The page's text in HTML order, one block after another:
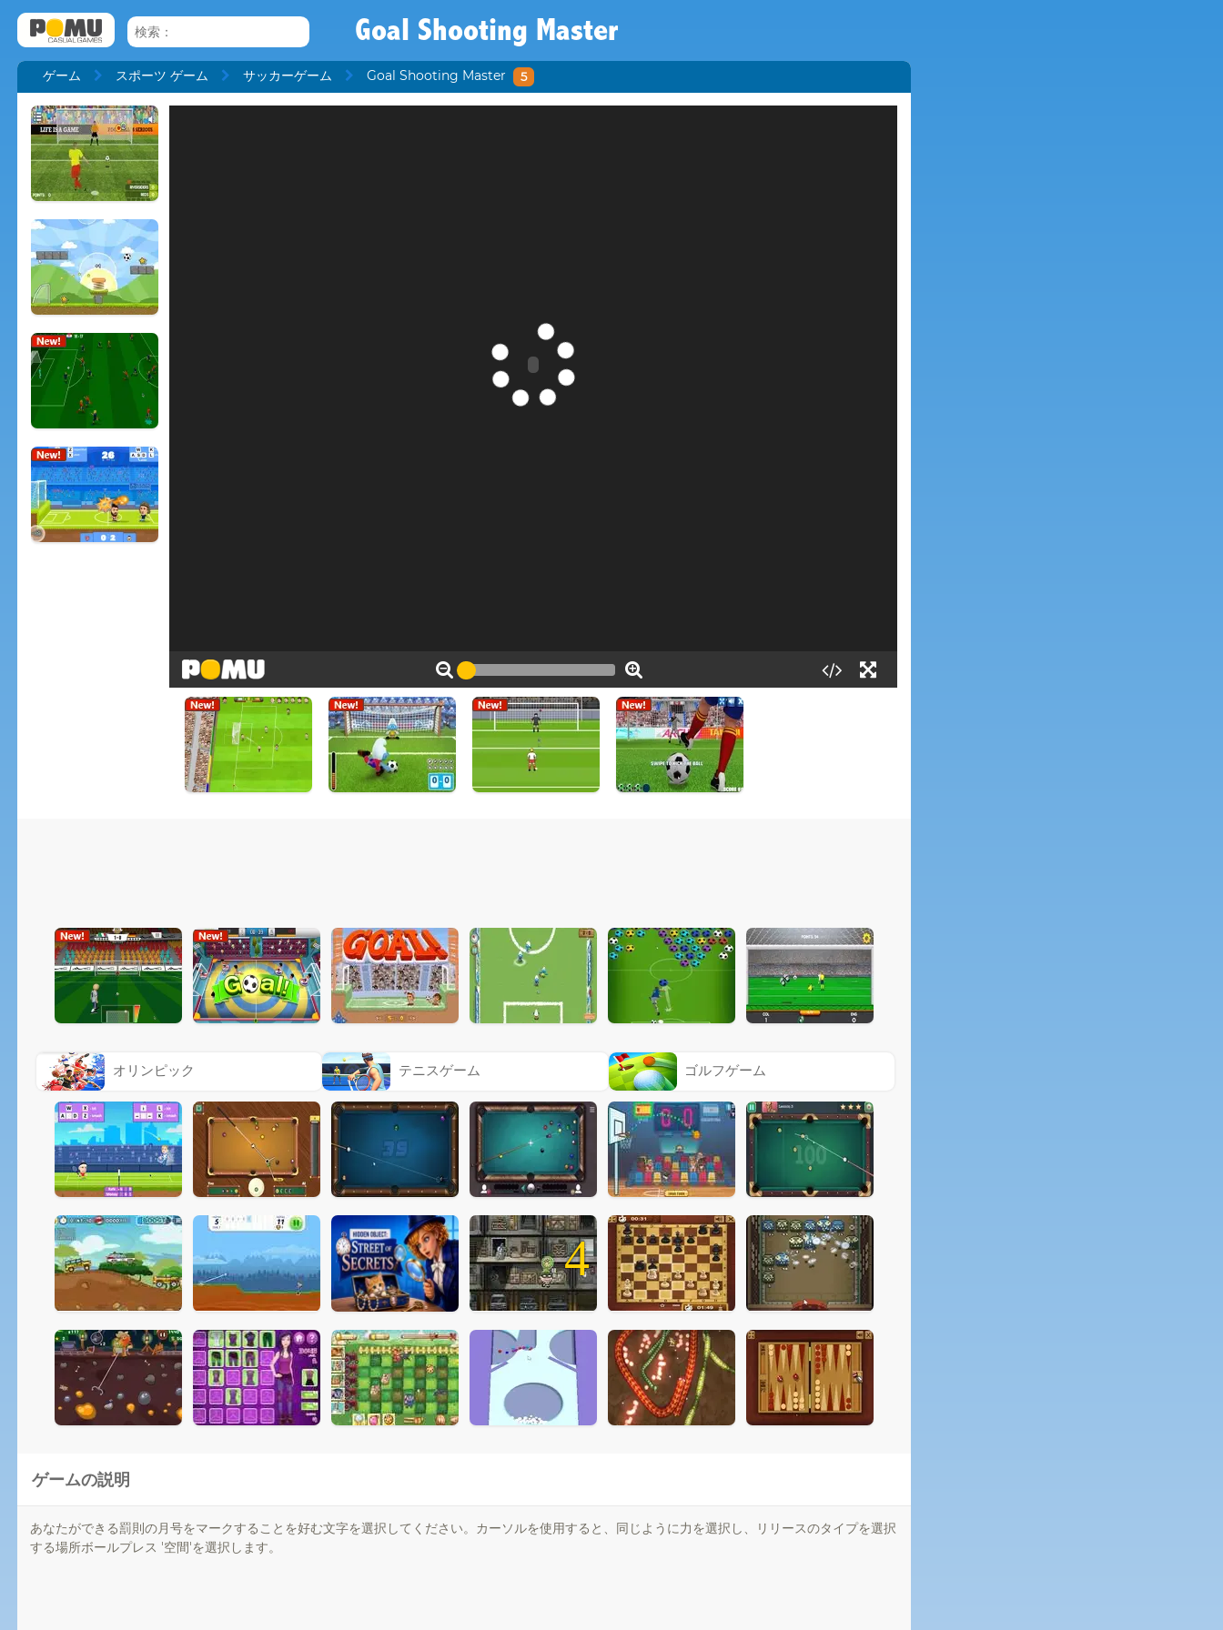
Goal Shooting Master
ゲーム スポーツ ゲーム サッカーゲーム Goal Shooting Master 5
オリンピック テニスゲーム ゴルフゲーム
4
ゲームの説明
あなたができる罰則の月号をマークすることを好む文字を選択してください。カーソルを使用すると、同じように力を選択し、リリースのタイプを選択
する場所ボールプレス '空間'を選択します。